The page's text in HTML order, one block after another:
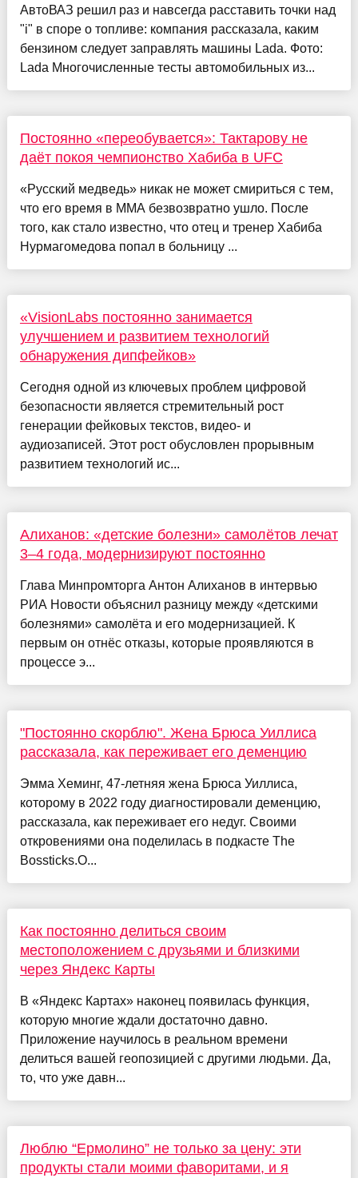
АвтоВАЗ решил раз и навсегда расставить точки над
"i" в споре о топливе: компания рассказала, каким
бензином следует заправлять машины Lada. Фото:
Lada Многочисленные тесты автомобильных из...
Постоянно «переобувается»: Тактарову не
даёт покоя чемпионство Хабиба в UFC
«Русский медведь» никак не может смириться с тем,
что его время в ММА безвозвратно ушло. После
того, как стало известно, что отец и тренер Хабиба
Нурмагомедова попал в больницу ...
«VisionLabs постоянно занимается
улучшением и развитием технологий
обнаружения дипфейков»
Сегодня одной из ключевых проблем цифровой
безопасности является стремительный рост
генерации фейковых текстов, видео- и
аудиозаписей. Этот рост обусловлен прорывным
развитием технологий ис...
Алиханов: «детские болезни» самолётов лечат
3–4 года, модернизируют постоянно
Глава Минпромторга Антон Алиханов в интервью
РИА Новости объяснил разницу между «детскими
болезнями» самолёта и его модернизацией. К
первым он отнёс отказы, которые проявляются в
процессе э...
"Постоянно скорблю". Жена Брюса Уиллиса
рассказала, как переживает его деменцию
Эмма Хеминг, 47-летняя жена Брюса Уиллиса,
которому в 2022 году диагностировали деменцию,
рассказала, как переживает его недуг. Своими
откровениями она поделилась в подкасте The
Bossticks.О...
Как постоянно делиться своим
местоположением с друзьями и близкими
через Яндекс Карты
В «Яндекс Картах» наконец появилась функция,
которую многие ждали достаточно давно.
Приложение научилось в реальном времени
делиться вашей геопозицией с другими людьми. Да,
то, что уже давн...
Люблю “Ермолино” не только за цену: эти
продукты стали моими фаворитами, и я